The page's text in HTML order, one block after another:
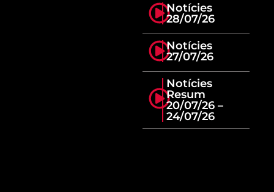
Notícies
28/07/26
Notícies
27/07/26
Notícies
Resum
20/07/26 –
24/07/26